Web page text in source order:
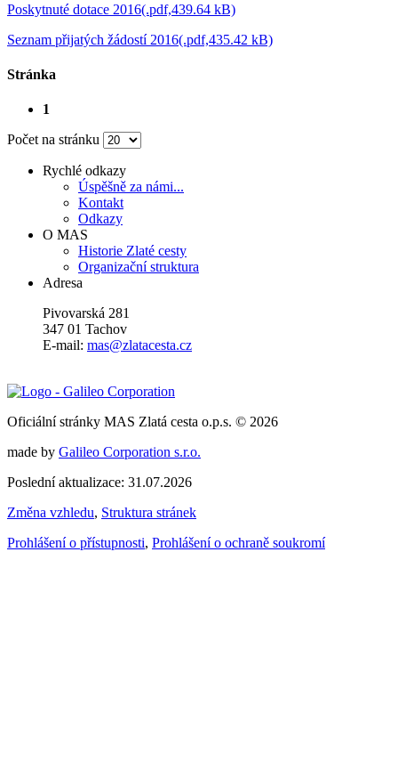
Poskytnuté dotace 2016(.pdf,439.64 kB)
Seznam přijatých žádostí 2016(.pdf,435.42 kB)
Stránka
1
Počet na stránku
Rychlé odkazy
Úspěšně za námi...
Kontakt
Odkazy
O MAS
Historie Zlaté cesty
Organizační struktura
Adresa
Pivovarská 281
347 01 Tachov
E-mail: mas@zlatacesta.cz
Oficiální stránky MAS Zlatá cesta o.p.s. © 2026
made by Galileo Corporation s.r.o.
Poslední aktualizace: 31.07.2026
Změna vzhledu, Struktura stránek
Prohlášení o přístupnosti, Prohlášení o ochraně soukromí